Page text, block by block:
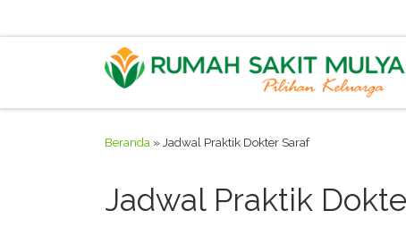
Beranda » Jadwal Praktik Dokter Saraf
Jadwal Praktik